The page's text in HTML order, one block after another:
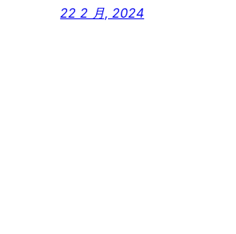
22 2 月, 2024